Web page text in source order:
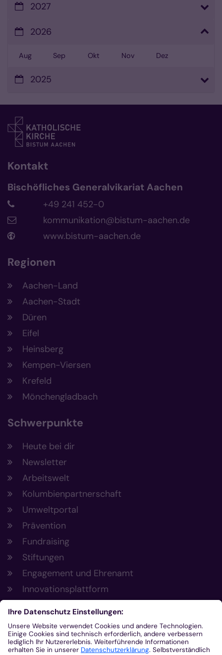
2027
2026
Aug Sep Okt Nov Dez
2025
Kontakt
Bischöfliches Generalvikariat Aachen
+49 241 452-0
kommunikation@bistum-aachen.de
www.bistum-aachen.de
Regionen
Aachen-Land
Aachen-Stadt
Düren
Eifel
Heinsberg
Kempen-Viersen
Krefeld
Mönchengladbach
Schwerpunkte
Heute bei dir
Newsletter
Arbeitswelt
Kolumbienpartnerschaft
Umweltportal
Prävention
Fundraising
Stiftungen
Engagement und Ehrenamt
Innovationsplattform
Aus der Plattform
Nachrichten